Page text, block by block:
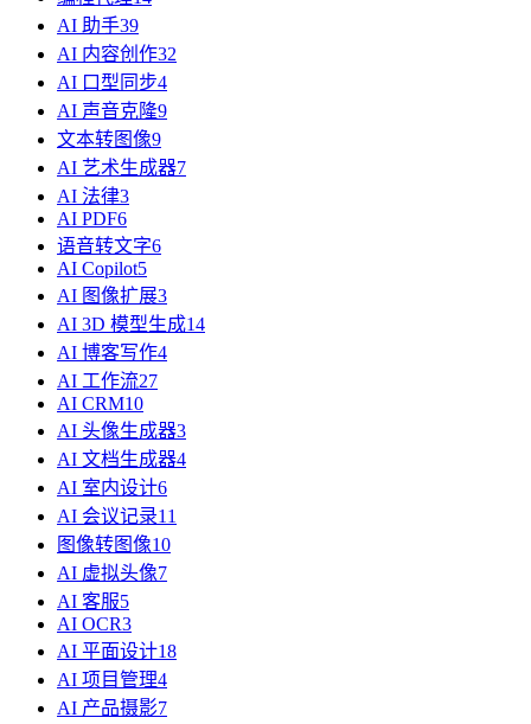
AI 助手39
AI 内容创作32
AI 口型同步4
AI 声音克隆9
文本转图像9
AI 艺术生成器7
AI 法律3
AI PDF6
语音转文字6
AI Copilot5
AI 图像扩展3
AI 3D 模型生成14
AI 博客写作4
AI 工作流27
AI CRM10
AI 头像生成器3
AI 文档生成器4
AI 室内设计6
AI 会议记录11
图像转图像10
AI 虚拟头像7
AI 客服5
AI OCR3
AI 平面设计18
AI 项目管理4
AI 产品摄影7